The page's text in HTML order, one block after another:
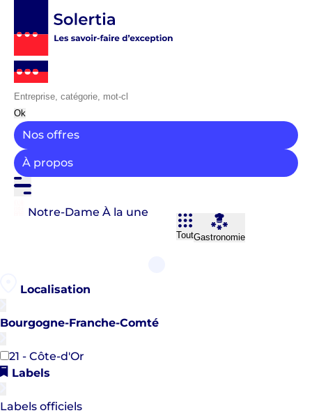
Ok
Nos offres
À propos
Notre-Dame À la une
ToutGastronomie
Localisation
Bourgogne-Franche-Comté
21 - Côte-d'Or
Labels
Labels officiels